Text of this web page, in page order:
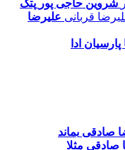
شروین حاجی پور پتک
علیرضا
پارسیان ادا
صادقی بماند
صادقی مثلا